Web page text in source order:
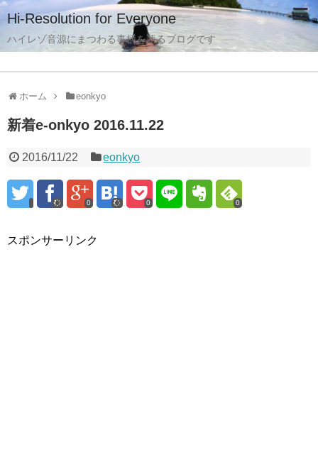
Hi-Resolution for Everyone
ハイレゾ音源にまつわる事柄を語るブログです
ホーム eonkyo
新着e-onkyo 2016.11.22
2016/11/22 eonkyo
0 0 0
スポンサーリンク